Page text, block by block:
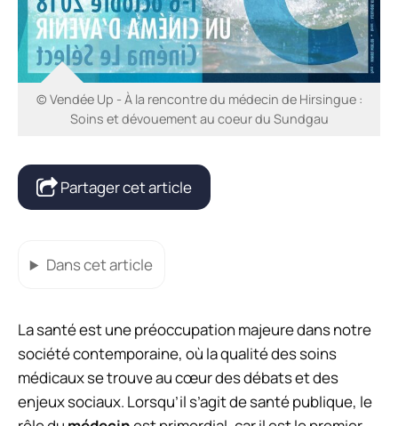
© Vendée Up - À la rencontre du médecin de Hirsingue :
Soins et dévouement au coeur du Sundgau
Partager cet article
Dans cet article
La santé est une préoccupation majeure dans notre
société contemporaine, où la qualité des soins
médicaux se trouve au cœur des débats et des
enjeux sociaux. Lorsqu’il s’agit de santé publique, le